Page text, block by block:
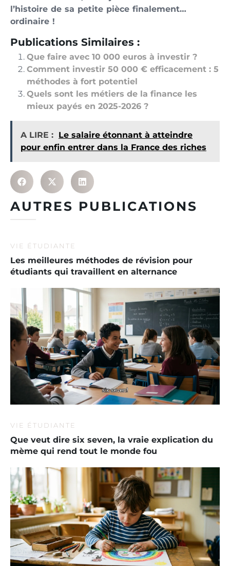
l’histoire de sa petite pièce finalement…
ordinaire !
Publications Similaires :
Que faire avec 10 000 euros à investir ?
Comment investir 50 000 € efficacement : 5
méthodes à fort potentiel
Quels sont les métiers de la finance les
mieux payés en 2025-2026 ?
A LIRE : Le salaire étonnant à atteindre
pour enfin entrer dans la France des riches
AUTRES PUBLICATIONS
VIE ÉTUDIANTE
Les meilleures méthodes de révision pour
étudiants qui travaillent en alternance
VIE ÉTUDIANTE
Que veut dire six seven, la vraie explication du
mème qui rend tout le monde fou